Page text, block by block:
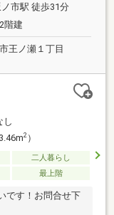
市駅 徒歩31分
階建
王ノ瀬１丁目
し
2）
二人暮らし
最上階
です！お問合せ下